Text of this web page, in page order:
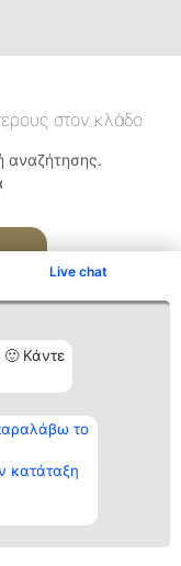
Live chat
Κάντε
το
κατάταξη
στον κλάδο
αναζήτησης.
Επικοινωνία
Επικοινωνία